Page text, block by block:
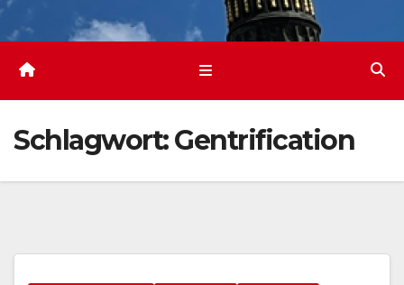
Schlagwort:Gentrification